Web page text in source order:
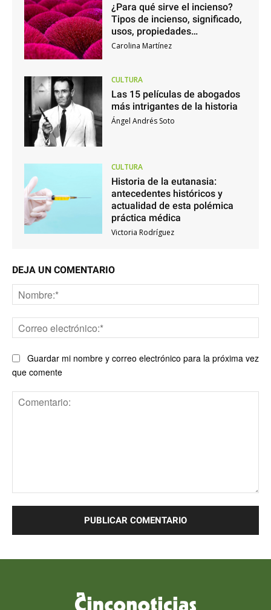
¿Para qué sirve el incienso?
Tipos de incienso, significado,
usos, propiedades…
Carolina Martínez
CULTURA
Las 15 películas de abogados
más intrigantes de la historia
Ángel Andrés Soto
CULTURA
Historia de la eutanasia:
antecedentes históricos y
actualidad de esta polémica
práctica médica
Victoria Rodríguez
DEJA UN COMENTARIO
Guardar mi nombre y correo electrónico para la próxima vez
que comente